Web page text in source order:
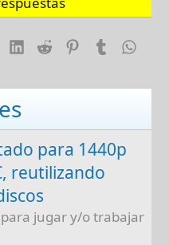
LinkedIn
RedditPinterest
Tumblr
para 1440p
reutilizando
para jugar y/o trabajar